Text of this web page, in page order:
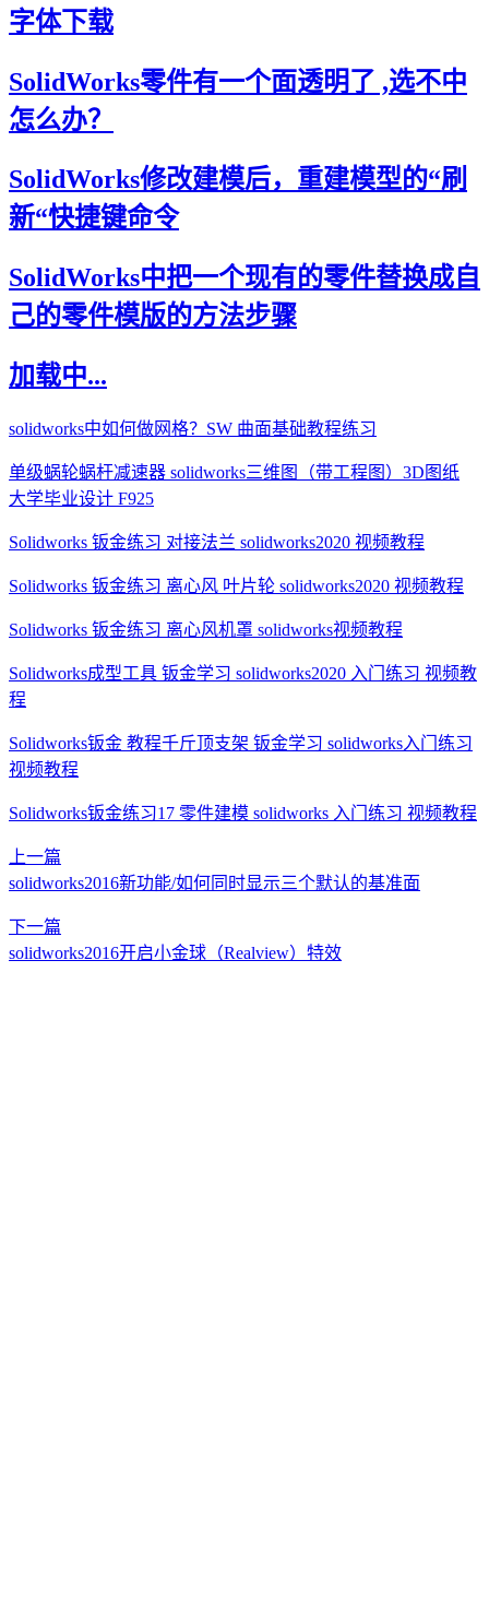
字体下载
SolidWorks零件有一个面透明了 ,选不中
怎么办？
SolidWorks修改建模后，重建模型的“刷
新“快捷键命令
SolidWorks中把一个现有的零件替换成自
己的零件模版的方法步骤
加载中...
solidworks中如何做网格？SW 曲面基础教程练习
单级蜗轮蜗杆减速器 solidworks三维图（带工程图）3D图纸
大学毕业设计 F925
Solidworks 钣金练习 对接法兰 solidworks2020 视频教程
Solidworks 钣金练习 离心风 叶片轮 solidworks2020 视频教程
Solidworks 钣金练习 离心风机罩 solidworks视频教程
Solidworks成型工具 钣金学习 solidworks2020 入门练习 视频教
程
Solidworks钣金 教程千斤顶支架 钣金学习 solidworks入门练习
视频教程
Solidworks钣金练习17 零件建模 solidworks 入门练习 视频教程
上一篇
solidworks2016新功能/如何同时显示三个默认的基准面
下一篇
solidworks2016开启小金球（Realview）特效